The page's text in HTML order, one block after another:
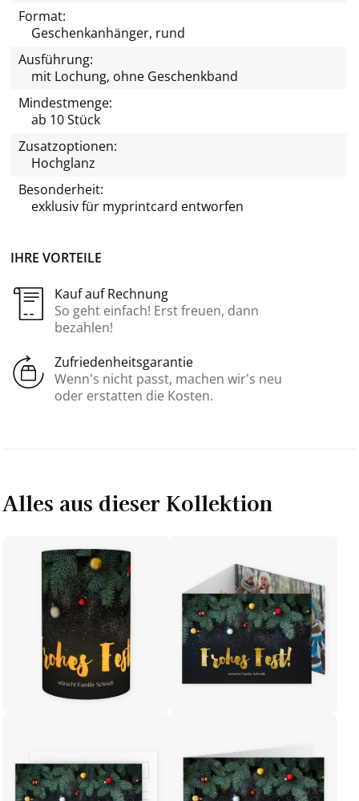
IHRE VORTEILE
Kauf auf Rechnung
So geht einfach! Erst freuen, dann
bezahlen!
Zufriedenheitsgarantie
Wenn’s nicht passt, machen wir’s neu
oder erstatten die Kosten.
Format:
Geschenkanhänger, rund
Ausführung:
mit Lochung, ohne Geschenkband
Mindestmenge:
ab 10 Stück
Zusatzoptionen:
Hochglanz
Besonderheit:
exklusiv für myprintcard entworfen
Alles aus dieser Kollektion